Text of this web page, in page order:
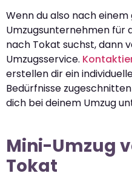
Wenn du also nach
Umzugsunternehmen für
nach Tokat suchst, dann
Umzugsservice.
erstellen dir ein
Bedürfnisse
dich bei deinem Umzug
Mini-Umzug
Tokat